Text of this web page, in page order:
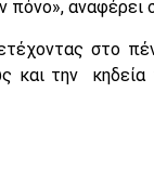
πόνο»,
στο
και την